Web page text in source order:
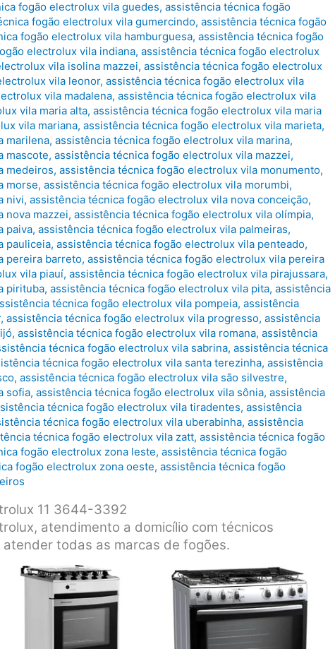
fogão electrolux vila guedes, assistência técnica fogão
fogão electrolux vila gumercindo, assistência técnica fogão
fogão electrolux vila hamburguesa, assistência técnica fogão
electrolux vila indiana, assistência técnica fogão electrolux
vila isolina mazzei, assistência técnica fogão electrolux
vila leonor, assistência técnica fogão electrolux vila
vila madalena, assistência técnica fogão electrolux vila
vila maria alta, assistência técnica fogão electrolux vila maria
vila mariana, assistência técnica fogão electrolux vila marieta,
marilena, assistência técnica fogão electrolux vila marina,
mascote, assistência técnica fogão electrolux vila mazzei,
medeiros, assistência técnica fogão electrolux vila monumento,
morse, assistência técnica fogão electrolux vila morumbi,
nivi, assistência técnica fogão electrolux vila nova conceição,
nova mazzei, assistência técnica fogão electrolux vila olímpia,
paiva, assistência técnica fogão electrolux vila palmeiras,
pauliceia, assistência técnica fogão electrolux vila penteado,
pereira barreto, assistência técnica fogão electrolux vila pereira
vila piauí, assistência técnica fogão electrolux vila pirajussara,
pirituba, assistência técnica fogão electrolux vila pita, assistência
técnica fogão electrolux vila pompeia, assistência
, assistência técnica fogão electrolux vila progresso, assistência
, assistência técnica fogão electrolux vila romana, assistência
técnica fogão electrolux vila sabrina, assistência técnica
técnica fogão electrolux vila santa terezinha, assistência
, assistência técnica fogão electrolux vila são silvestre,
sofia, assistência técnica fogão electrolux vila sônia, assistência
técnica fogão electrolux vila tiradentes, assistência
técnica fogão electrolux vila uberabinha, assistência
técnica fogão electrolux vila zatt, assistência técnica fogão
fogão electrolux zona leste, assistência técnica fogão
fogão electrolux zona oeste, assistência técnica fogão
11 3644-3392
atendimento a domicílio com técnicos
todas as marcas de fogões.